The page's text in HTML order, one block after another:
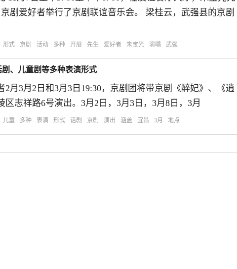
剧爱好者举行了京剧联谊音乐会。 梁桂云，武强县的京剧
形式 京剧 活动 多种 开展 先生 爱好者 朱宝光 演唱 武强
、儿童剧等多种表演形式
月3月2日和3月3日19:30，京剧团将带京剧《醉妃》、《逍
志祥路6号演出。3月2日，3月3日，3月8日，3月
儿童 多种 表演 形式 话剧 京剧 演出 涵盖 宜昌 3月 地点